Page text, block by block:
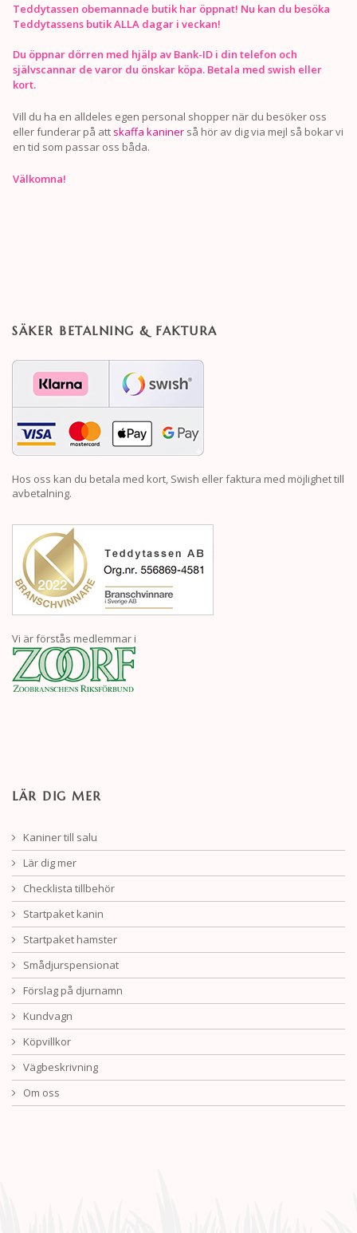
Teddytassen obemannade butik har öppnat! Nu kan du besöka
Teddytassens butik ALLA dagar i veckan!
Du öppnar dörren med hjälp av Bank-ID i din telefon och
självscannar de varor du önskar köpa. Betala med swish eller
kort.
Vill du ha en alldeles egen personal shopper när du besöker oss
eller funderar på att skaffa kaniner så hör av dig via mejl så bokar vi
en tid som passar oss båda.
Välkomna!
SÄKER BETALNING & FAKTURA
Hos oss kan du betala med kort, Swish eller faktura med möjlighet till
avbetalning.
Vi är förstås medlemmar i
LÄR DIG MER
Kaniner till salu
Lär dig mer
Checklista tillbehör
Startpaket kanin
Startpaket hamster
Smådjurspensionat
Förslag på djurnamn
Kundvagn
Köpvillkor
Vägbeskrivning
Om oss